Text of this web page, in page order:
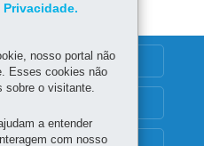
nosso portal não
Esses cookies não
sobre o visitante.
a entender
com nosso